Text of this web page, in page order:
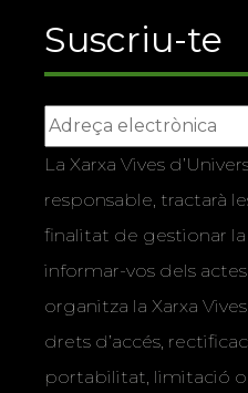
Suscriu-te
La Xarxa Vives
responsable, tractarà
finalitat de gestionar
informar-vos dels
organitza la Xarxa
drets d’accés,
portabilitat, limitació